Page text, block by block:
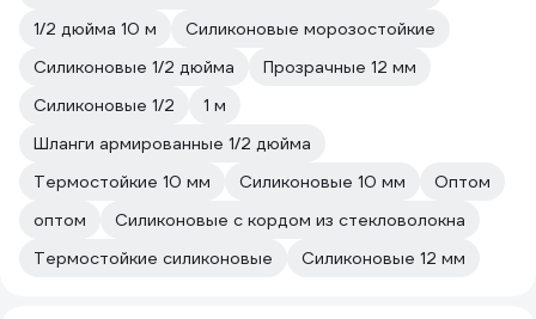
1/2 дюйма 10 м
Силиконовые морозостойкие
Силиконовые 1/2 дюйма
Прозрачные 12 мм
Силиконовые 1/2
1 м
Шланги армированные 1/2 дюйма
Термостойкие 10 мм
Силиконовые 10 мм
Оптом
оптом
Силиконовые с кордом из стекловолокна
Термостойкие силиконовые
Силиконовые 12 мм